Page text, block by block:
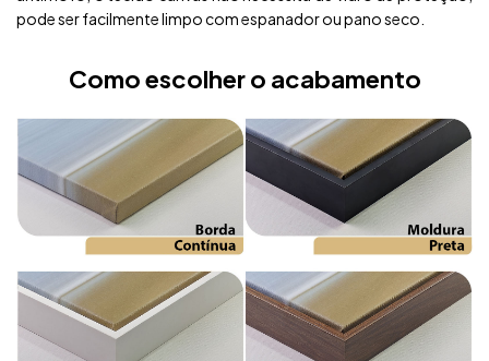
pode ser facilmente limpo com espanador ou pano seco.
Como escolher o acabamento